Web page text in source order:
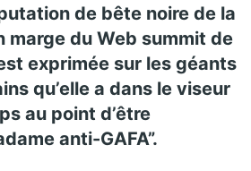
de bête noire de la
marge du Web summit de
exprimée sur les géants
qu’elle a dans le viseur
au point d’être
anti-GAFA”.